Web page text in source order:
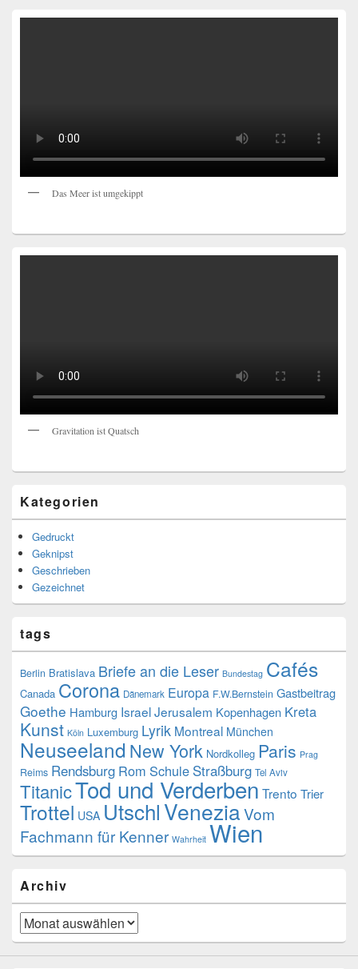
Das Meer ist umgekippt
Gravitation ist Quatsch
Kategorien
Gedruckt
Geknipst
Geschrieben
Gezeichnet
tags
Berlin Bratislava Briefe an die Leser Bundestag Cafés
Canada Corona Dänemark Europa F.W.Bernstein Gastbeitrag
Goethe Hamburg IsraelJerusalem Kopenhagen Kreta
Kunst Köln Luxemburg Lyrik Montreal München
Neuseeland New York Nordkolleg Paris Prag
Reims Rendsburg Rom Schule Straßburg Tel Aviv
TitanicTod und Verderben Trento Trier
Trottel USA UtschlVeneziaVom
Fachmann für Kenner Wahrheit Wien
Archiv
Archiv